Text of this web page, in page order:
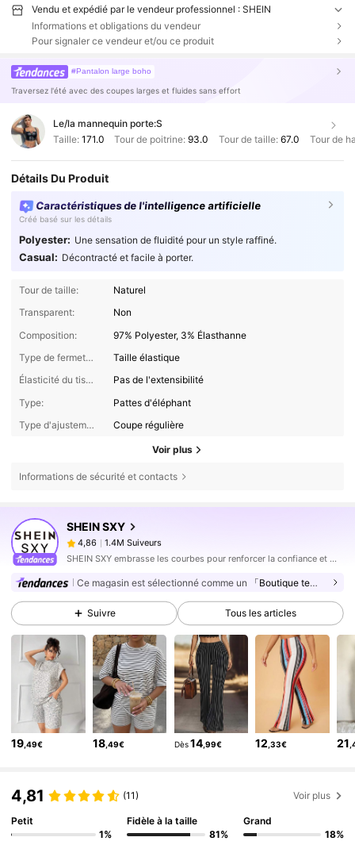
Vendu et expédié par le vendeur professionnel : SHEIN
Informations et obligations du vendeur
Pour signaler ce vendeur et/ou ce produit
#Pantalon large boho
Traversez l'été avec des coupes larges et fluides sans effort
Le/la mannequin porte:S
Taille: 171.0 Tour de poitrine:93.0 Tour de taille: 67.0 Tour de
Détails Du Produit
Caractéristiques de l'intelligence artificielle
Créé basé sur les détails
Polyester: Une sensation de fluidité pour un style raffiné.
Casual: Décontracté et facile à porter.
Tour de taille:
Naturel
Transparent:
Non
Composition:
97% Polyester, 3% Élasthanne
Type de fermeture:
Taille élastique
Élasticité du tissu:
Pas de l'extensibilité
Type:
Pattes d'éléphant
Type d'ajustement:
Coupe régulière
Voir plus
Informations de sécurité et contacts
SHEIN SXY
4,86
1.4M Suiveurs
M***sest en train de naviguer
4,86
1.4M Suiveurs
4,86 1.4M Suiveurs
4,86 1.4M Suiveurs
4,86 1.4M Suiveurs
4,86 1.4M Suiveurs
1.4M Suiveurs
4,86 1.4M Suiveurs
4,86 1.4M Suiveurs
SHEIN SXY embrasse les courbes pour renforcer la confiance et mettre en valeur le sexy.
Ce magasin est sélectionné comme un 「Boutique tendance」
Suivre Tous les articles
19 ,49€ 18 ,49€ Dès14 ,99€ 12 ,33€ 21
4,81 (11) Voir plus
Petit
1%
Fidèle à la taille
81%
Grand
18%